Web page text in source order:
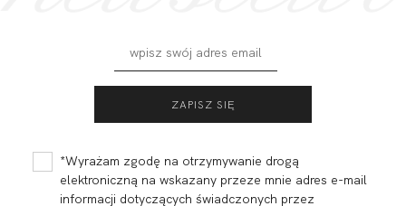
264,91 zł 229,99 115,00 zł
*Wyrażam zgodę na otrzymywanie drogą
elektroniczną na wskazany przeze mnie adres e-mail
informacji dotyczących świadczonych przez